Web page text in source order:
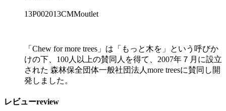
13P002013CMMoutlet
「Chew for more trees」は「もっと木を」という呼びか
けの下、100人以上の賛同人を得て、2007年７月に設立
された 森林保全団体一般社団法人more treesに賛同し開
発しました。
レビューreview